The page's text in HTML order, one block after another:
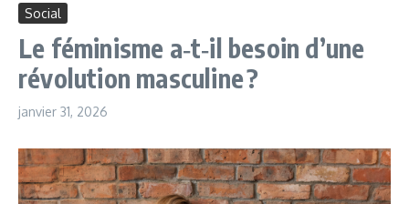
Social
Le féminisme a‑t‑il besoin d’une
révolution masculine ?
janvier 31, 2026